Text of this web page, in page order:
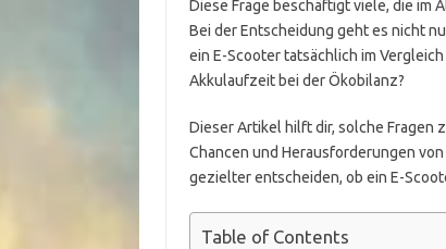
Diese Frage beschäftigt viele, die im
Bei der Entscheidung geht es nicht
ein E-Scooter tatsächlich im
Akkulaufzeit bei der Ökobilanz?
Dieser Artikel hilft dir, solche Fragen
Chancen und Herausforderungen
gezielter entscheiden, ob ein E-
Table of Contents